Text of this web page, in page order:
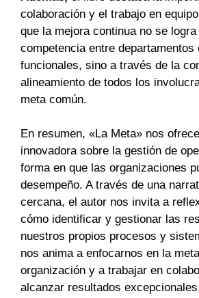
colaboración y el trabajo en
que la mejora continua no se
competencia entre departamentos
funcionales, sino a través de la
alineamiento de todos los
meta común.
En resumen, «La Meta» nos
innovadora sobre la gestión de
forma en que las organizaciones
desempeño. A través de una
cercana, el autor nos invita a
cómo identificar y gestionar las
nuestros propios procesos y
nos anima a enfocarnos en la
organización y a trabajar en
alcanzar resultados